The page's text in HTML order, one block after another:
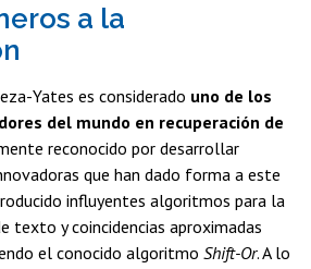
a la
Yates es considerado uno de los
del mundo en recuperación de
reconocido por desarrollar
que han dado forma a este
influyentes algoritmos para la
texto y coincidencias aproximadas
el conocido algoritmo Shift-Or. A lo